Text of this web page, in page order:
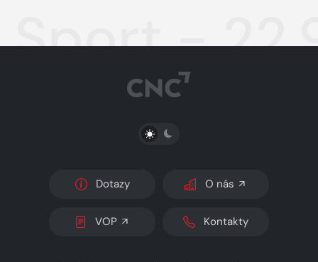
Sport -
PŘEPNOUT SVĚTLÝ/TMAVÝ REŽIM
Dotazy O nás
VOP Kontakty